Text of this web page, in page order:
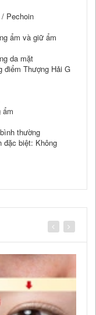
Pechoin
ẩm và giữ ẩm
da mặt
điểm Thượng Hải G
ẩm
thường
đặc biệt: Không